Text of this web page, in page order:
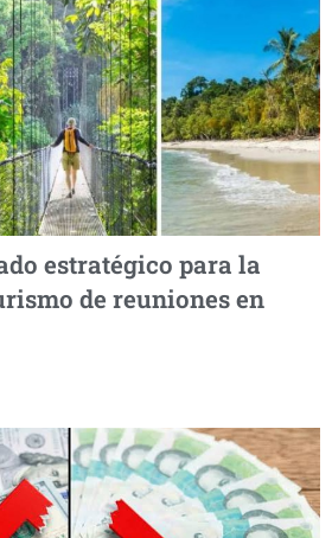
estratégico para la
de reuniones en